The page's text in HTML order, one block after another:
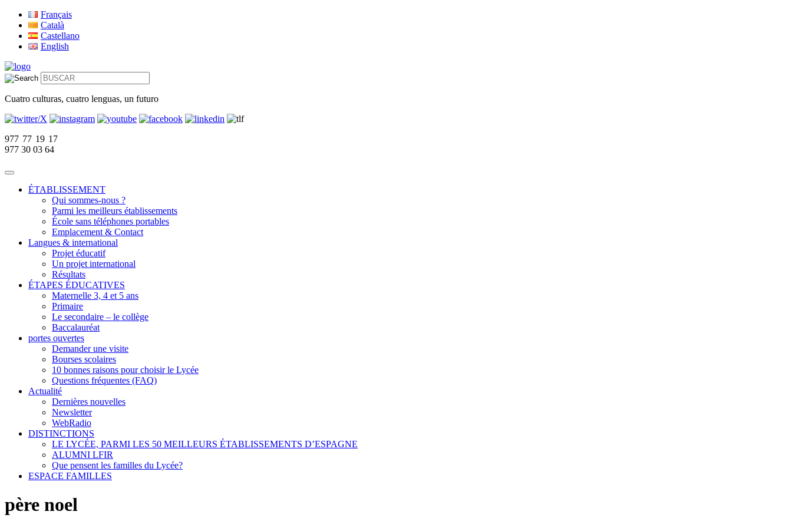
Français
Català
Castellano
English
Cuatro culturas, cuatro lenguas, un futuro
977 77 19 17
977 30 03 64
ÉTABLISSEMENT
Qui sommes-nous ?
Parmi les meilleurs établissements
École sans téléphones portables
Emplacement & Contact
Langues & international
Projet éducatif
Un projet international
Résultats
ÉTAPES ÉDUCATIVES
Maternelle 3, 4 et 5 ans
Primaire
Le secondaire – le collège
Baccalauréat
portes ouvertes
Demander une visite
Bourses scolaires
10 bonnes raisons pour choisir le Lycée
Questions fréquentes (FAQ)
Actualité
Dernières nouvelles
Newsletter
WebRadio
DISTINCTIONS
LE LYCÉE, PARMI LES 50 MEILLEURS ÉTABLISSEMENTS D’ESPAGNE
ALUMNI LFIR
Que pensent les familles du Lycée?
ESPACE FAMILLES
père noel